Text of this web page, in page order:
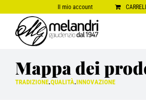
al
contenuto
Il mio account
Mappa dei
TRADIZIONE.QUALITÀ.INNOVAZIONE